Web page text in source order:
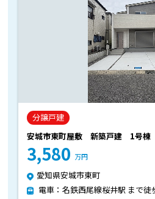
分譲戸建
安城市東町屋敷 新築戸建 1号棟
3,580 万円
愛知県安城市東町
電車：名鉄西尾線桜井駅 まで徒